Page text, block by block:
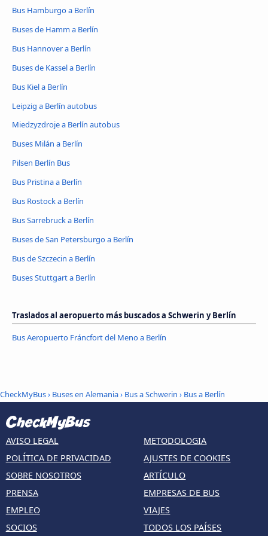
Bus Hamburgo a Berlín
Buses de Hamm a Berlín
Bus Hannover a Berlín
Buses de Kassel a Berlín
Bus Kiel a Berlín
Leipzig a Berlín autobus
Miedzyzdroje a Berlín autobus
Buses Milán a Berlín
Pilsen Berlín Bus
Bus Pristina a Berlín
Bus Rostock a Berlín
Bus Sarrebruck a Berlín
Buses de San Petersburgo a Berlín
Bus de Szczecin a Berlín
Buses Stuttgart a Berlín
Traslados al aeropuerto más buscados a Schwerin y Berlín
Bus Aeropuerto Fráncfort del Meno a Berlín
CheckMyBus› Buses en Alemania› Bus a Schwerin › Bus a Berlín
AVISO LEGAL
POLÍTICA DE PRIVACIDAD
SOBRE NOSOTROS
PRENSA
EMPLEO
SOCIOS
METODOLOGIA
AJUSTES DE COOKIES
ARTÍCULO
EMPRESAS DE BUS
VIAJES
TODOS LOS PAÍSES